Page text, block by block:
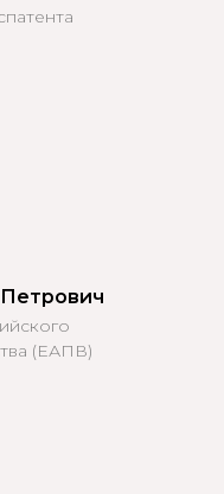
(ЕАПВ)